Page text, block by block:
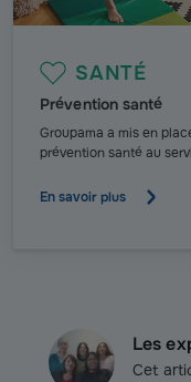
SANTÉ
Prévention santé
Groupama a mis en
prévention santé au
En savoir plus
Les
Cet